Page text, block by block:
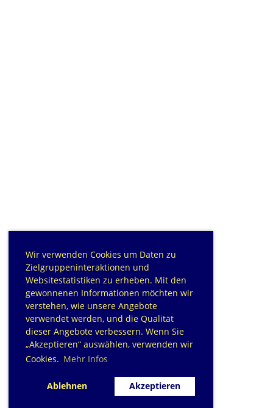
Wir verwenden Cookies um Daten zu
Zielgruppeninteraktionen und
Websitestatistiken zu erheben. Mit den
gewonnenen Informationen möchten wir
verstehen, wie unsere Angebote
verwendet werden, und die Qualität
dieser Angebote verbessern. Wenn Sie
„Akzeptieren“ auswählen, verwenden wir
Cookies. Mehr Infos
Ablehnen Akzeptieren